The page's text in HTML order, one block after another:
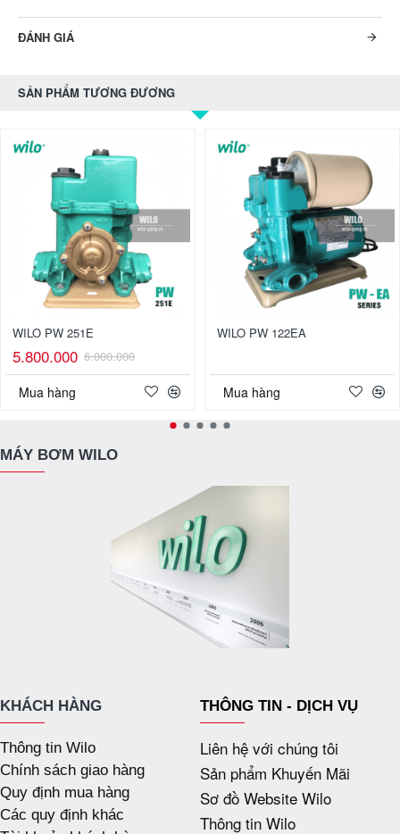
ĐÁNH GIÁ
SẢN PHẨM TƯƠNG ĐƯƠNG
WILO PW 251E
5.800.000 6.000.000
Mua hàng
WILO PW 122EA
Mua hàng
MÁY BƠM WILO
KHÁCH HÀNG
Thông tin Wilo
Chính sách giao hàng
Quy định mua hàng
Các quy định khác
THÔNG TIN - DỊCH VỤ
Liên hệ với chúng tôi
Sản phẩm Khuyến Mãi
Sơ đồ Website Wilo
Thông tin Wilo